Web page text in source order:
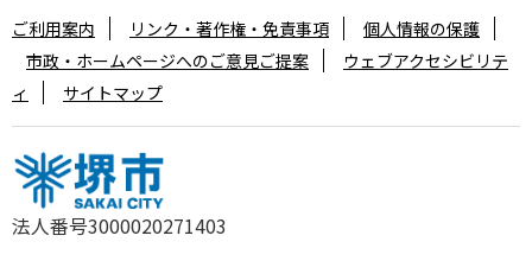
法人番号3000020271403
ご利用案内 リンク・著作権・免責事項
個人情報の保護
市政・ホームページへのご意見ご提案
ウェブアクセシビリテ
ィ
サイトマップ